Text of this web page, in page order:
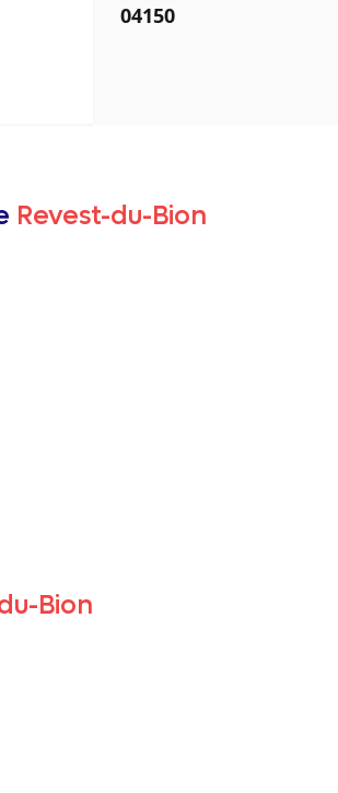
04150
Revest-du-Bion
Bion